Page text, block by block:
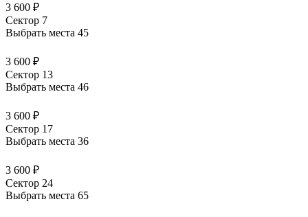
3 600 ₽
Сектор 7
Выбрать места 45
3 600 ₽
Сектор 13
Выбрать места 46
3 600 ₽
Сектор 17
Выбрать места 36
3 600 ₽
Сектор 24
Выбрать места 65